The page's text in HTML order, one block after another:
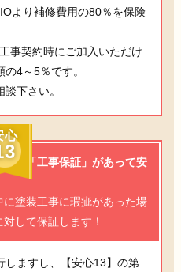
より補修費用の80％を保険
事契約時にご加入いただけ
4～5％です。
下さい。
心
事に「工事保証」があって安
に塗装工事に瑕疵があった場
して保証します！
しますし、【安心13】の第